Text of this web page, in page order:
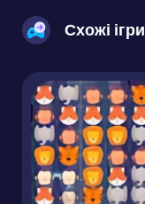
Схожі ігри